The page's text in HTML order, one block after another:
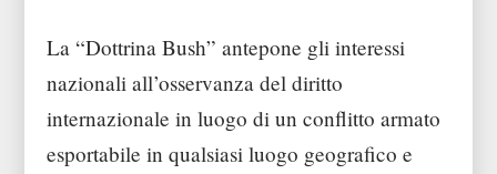
La “Dottrina Bush” antepone gli interessi
nazionali all’osservanza del diritto
internazionale in luogo di un conflitto armato
esportabile in qualsiasi luogo geografico e